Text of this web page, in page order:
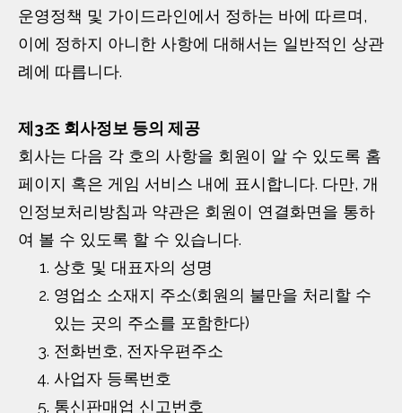
운영정책 및 가이드라인에서 정하는 바에 따르며,
이에 정하지 아니한 사항에 대해서는 일반적인 상관
례에 따릅니다.
제3조 회사정보 등의 제공
회사는 다음 각 호의 사항을 회원이 알 수 있도록 홈
페이지 혹은 게임 서비스 내에 표시합니다. 다만, 개
인정보처리방침과 약관은 회원이 연결화면을 통하
여 볼 수 있도록 할 수 있습니다.
상호 및 대표자의 성명
영업소 소재지 주소(회원의 불만을 처리할 수
있는 곳의 주소를 포함한다)
전화번호, 전자우편주소
사업자 등록번호
통신판매업 신고번호